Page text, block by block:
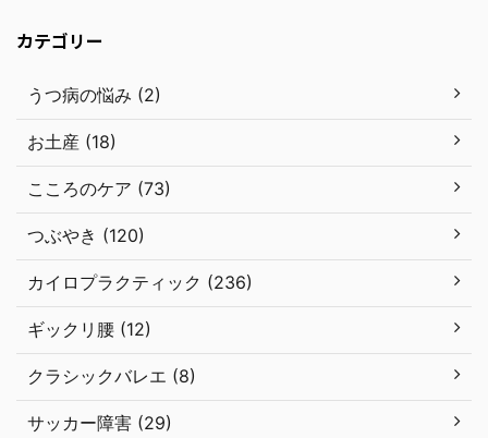
カテゴリー
うつ病の悩み (2)
お土産 (18)
こころのケア (73)
つぶやき (120)
カイロプラクティック (236)
ギックリ腰 (12)
クラシックバレエ (8)
サッカー障害 (29)